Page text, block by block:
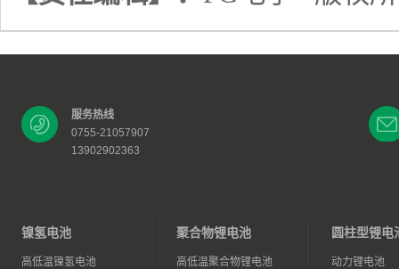
服务热线
0755-21057907
13902902363
镍氢电池
高低温镍氢电池
聚合物锂电池
高低温聚合物锂电池
圆柱型锂电
动力锂电池